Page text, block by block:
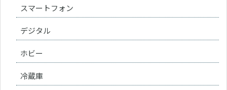
スマートフォン
デジタル
ホビー
冷蔵庫